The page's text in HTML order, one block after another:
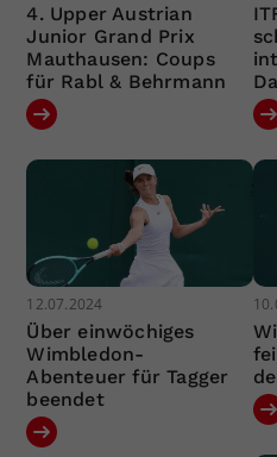
4. Upper Austrian
Junior Grand Prix
Mauthausen: Coups
für Rabl & Behrmann
12.07.2024
Über einwöchiges
Wimbledon-
Abenteuer für Tagger
beendet